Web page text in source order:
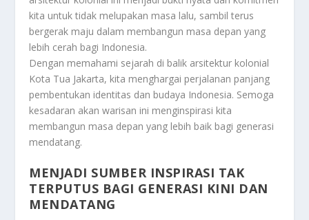
kita untuk tidak melupakan masa lalu, sambil terus
bergerak maju dalam membangun masa depan yang
lebih cerah bagi Indonesia.
Dengan memahami sejarah di balik arsitektur kolonial
Kota Tua Jakarta, kita menghargai perjalanan panjang
pembentukan identitas dan budaya Indonesia. Semoga
kesadaran akan warisan ini menginspirasi kita
membangun masa depan yang lebih baik bagi generasi
mendatang.
MENJADI SUMBER INSPIRASI TAK
TERPUTUS BAGI GENERASI KINI DAN
MENDATANG